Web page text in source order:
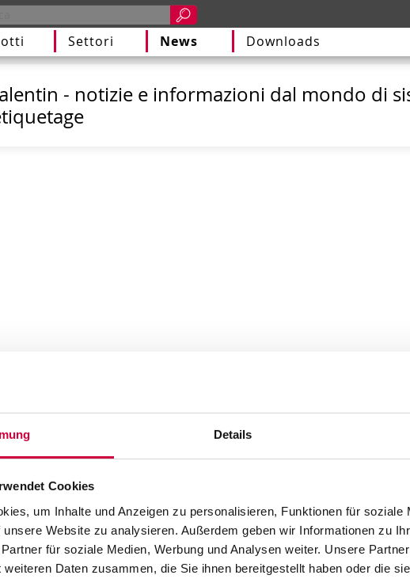
Details
Cookies
um Inhalte und Anzeigen zu personalisieren, Funktionen für soziale
unsere Website zu analysieren. Außerdem geben wir Informationen zu
für soziale Medien, Werbung und Analysen weiter. Unsere
Daten zusammen, die Sie ihnen bereitgestellt haben oder die
Settori News Downloads
- notizie e informazioni dal mondo di
è stampato in modo leggibile?
In caso di usura della testina di stampa,
trasferimento o difetto di materiale nell’etichetta,
codice a barre non sia più leggibile.
Con i nostri accessori per lo scanner verificate la
stampato ed evitate elevati costi consequenziali.